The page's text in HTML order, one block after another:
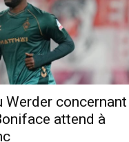
Werder concernant
attend à